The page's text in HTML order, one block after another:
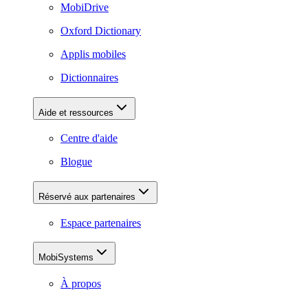
MobiDrive
Oxford Dictionary
Applis mobiles
Dictionnaires
Aide et ressources
Centre d'aide
Blogue
Réservé aux partenaires
Espace partenaires
MobiSystems
À propos